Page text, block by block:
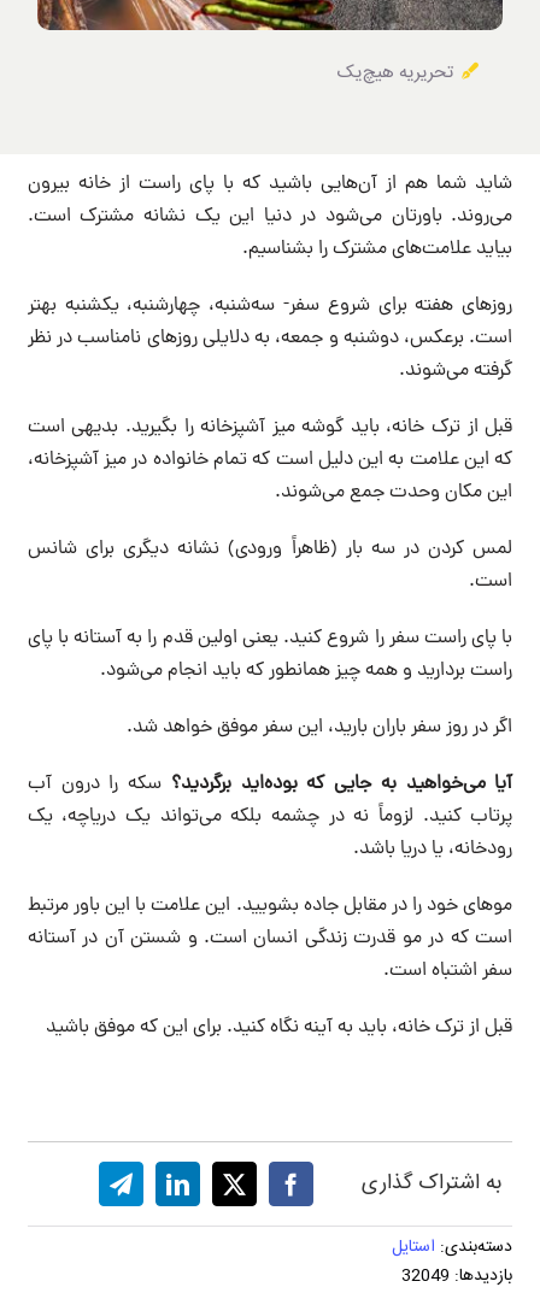
تحریریه هیچ‌یک
شاید شما هم از آن‌هایی باشید که با پای راست از خانه بیرون
می‌روند. باورتان می‌شود در دنیا این یک نشانه مشترک است.
بیاید علامت‌های مشترک را بشناسیم.
روزهای هفته برای شروع سفر- سه‌شنبه، چهارشنبه، یکشنبه بهتر
است. برعکس، دوشنبه و جمعه، به دلایلی روزهای نامناسب در نظر
گرفته می‌شوند.
قبل از ترک خانه، باید گوشه میز آشپزخانه را بگیرید. بدیهی است
که این علامت به این دلیل است که تمام خانواده در میز آشپزخانه،
این مکان وحدت جمع می‌شوند.
لمس کردن در سه بار (ظاهراً ورودی) نشانه دیگری برای شانس
است.
با پای راست سفر را شروع کنید. یعنی اولین قدم را به آستانه با پای
راست بردارید و همه چیز همانطور که باید انجام می‌شود.
اگر در روز سفر باران بارید، این سفر موفق خواهد شد.
آیا می‌خواهید به جایی که بوده‌اید برگردید؟ سکه را درون آب
پرتاب کنید. لزوماً نه در چشمه بلکه می‌تواند یک دریاچه، یک
رودخانه، یا دریا باشد.
موهای خود را در مقابل جاده بشویید. این علامت با این باور مرتبط
است که در مو قدرت زندگی انسان است. و شستن آن در آستانه
سفر اشتباه است.
قبل از ترک خانه، باید به آینه نگاه کنید. برای این که موفق باشید
به اشتراک گذاری
دسته‌بندی: استایل
بازدیدها: 32049